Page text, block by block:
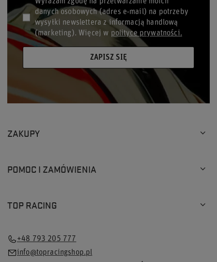
danych osobowych (adres e-mail) na potrzeby
wysyłki newslettera z informacją handlową
(marketing). Więcej w polityce prywatności.
ZAPISZ SIĘ
ZAKUPY
POMOC I ZAMÓWIENIA
TOP RACING
+48 793 205 777
info@topracingshop.pl